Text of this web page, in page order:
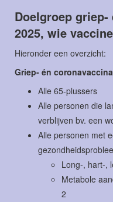
Doelgroep
2025, wie
Hieronder een overzicht:
Griep- én
Alle 65-plussers
Alle personen die
verblijven bv. een
Alle personen met
Long-, hart-,
Metabole
2